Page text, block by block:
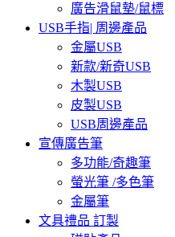
廣告滑鼠墊/鼠標
USB手指| 周邊產品
金屬USB
新款/新奇USB
木製USB
皮製USB
USB周邊產品
宣傳廣告筆
多功能/奇趣筆
螢光筆 /多色筆
金屬筆
文具禮品 訂製